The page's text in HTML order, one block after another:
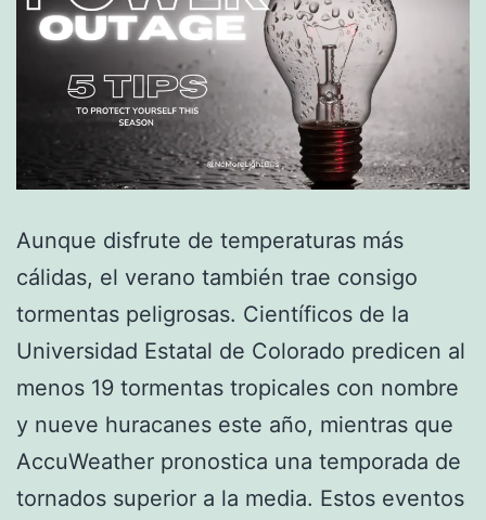
Aunque disfrute de temperaturas más
cálidas, el verano también trae consigo
tormentas peligrosas. Científicos de la
Universidad Estatal de Colorado predicen al
menos 19 tormentas tropicales con nombre
y nueve huracanes este año, mientras que
AccuWeather pronostica una temporada de
tornados superior a la media. Estos eventos